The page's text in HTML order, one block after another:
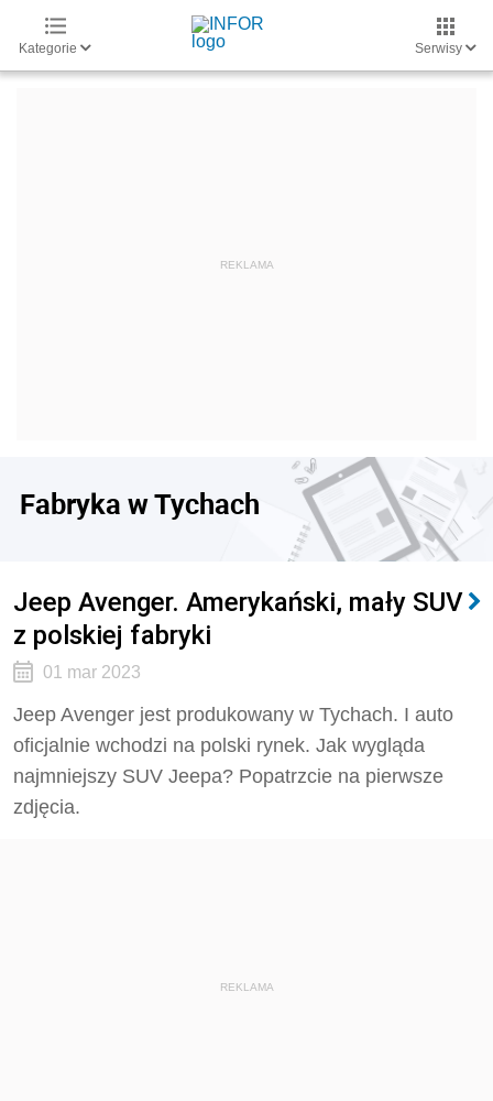
Kategorie Serwisy
Fabryka w Tychach
Jeep Avenger. Amerykański, mały SUV
z polskiej fabryki
01 mar 2023
Jeep Avenger jest produkowany w Tychach. I auto
oficjalnie wchodzi na polski rynek. Jak wygląda
najmniejszy SUV Jeepa? Popatrzcie na pierwsze
zdjęcia.
REKLAMA